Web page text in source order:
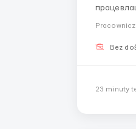
Bez
23 minuty